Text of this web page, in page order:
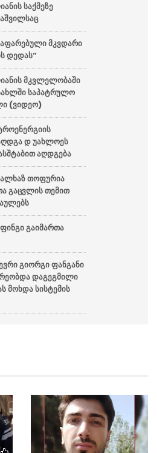
საქმეზე
მკვდარი
დედას”
მკვლელობაში
საპატრულო
(ვიდეო)
დ უახლოეს
აღდგება
თოფურია
გაცვლის თემით
გაიმართა
გიორგი ფანგანი
დაგეგმილი
მოხდა სისტემის
უბედურებად
მაშინ მორალსა